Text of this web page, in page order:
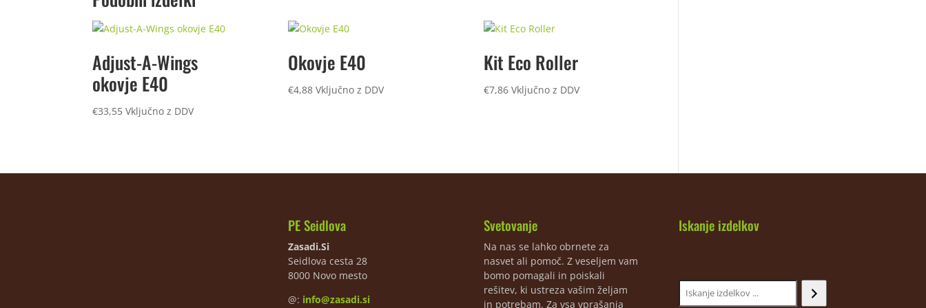
Adjust-A-Wings
okovje E40
€33,55 Vključno z DDV
Okovje E40
€4,88 Vključno z DDV
Kit Eco Roller
€7,86 Vključno z DDV
PE Seidlova
Zasadi.Si
Seidlova cesta 28
8000 Novo mesto
@: info@zasadi.si
Svetovanje
Na nas se lahko obrnete za
nasvet ali pomoč. Z veseljem vam
bomo pomagali in poiskali
rešitev, ki ustreza vašim željam
in potrebam. Za vsa vprašanja
Iskanje izdelkov